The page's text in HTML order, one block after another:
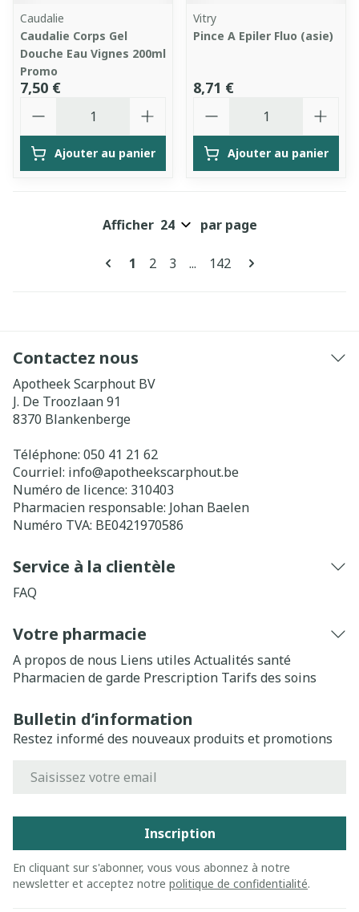
Caudalie
Caudalie Corps Gel
Douche Eau Vignes 200ml
Promo
7,50 €
Ajouter au panier
Vitry
Pince A Epiler Fluo (asie)
8,71 €
Ajouter au panier
Pages
Vous lisez actuellement la page
1 Page
2 Page
3 ... Page
142
Afficher par page
Contactez nous
Apotheek Scarphout BV
J. De Troozlaan 91
8370 Blankenberge
Téléphone: 050 41 21 62
Courriel: info@apotheekscarphout.be
Numéro de licence: 310403
Pharmacien responsable: Johan Baelen
Numéro TVA: BE0421970586
Service à la clientèle
FAQ
Votre pharmacie
A propos de nous Liens utiles Actualités santé
Pharmacien de garde Prescription Tarifs des soins
Bulletin d’information
Restez informé des nouveaux produits et promotions
Inscription
En cliquant sur s'abonner, vous vous abonnez à notre
newsletter et acceptez notre politique de confidentialité.